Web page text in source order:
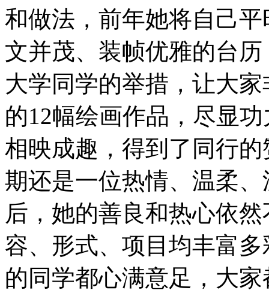
和做法，前年她将自己
文并茂、装帧优雅的台
大学同学的举措，让大
的12幅绘画作品，尽显
相映成趣，得到了同行
期还是一位热情、温柔
后，她的善良和热心依
容、形式、项目均丰富
的同学都心满意足，大